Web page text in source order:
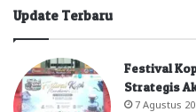
Update Terbaru
Festival
Strategis
7 Agustus